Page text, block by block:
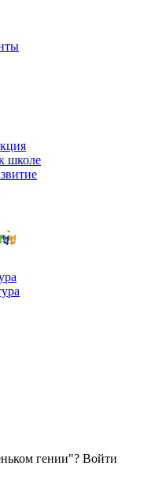
школе
гении"? Войти